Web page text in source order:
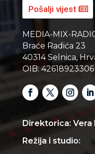
Pošalji vijest
MEDIA-MIX-
Braće Radića 23
40314 Selnica,
OIB: 42618923306
Direktorica: Vera
Režija i studio: